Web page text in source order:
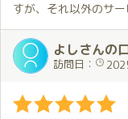
すが、それ以外のサ
も新鮮な気持ちで遊
特にあまり人に言う
です。
色んな雑学や業界の
す。
よしさんの
訪問日：